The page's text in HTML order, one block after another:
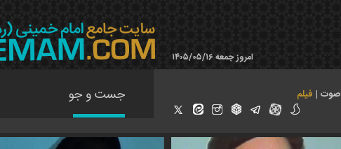
امروز جمعه ۱۴۰۵/۰۵/۱۶
صوت | فیلم